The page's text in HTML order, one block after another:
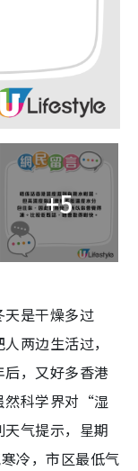
+5
是干燥多过
两边生活过，
，又好多香港
然科学界对“湿
气提示，星期
冷，市区最低气